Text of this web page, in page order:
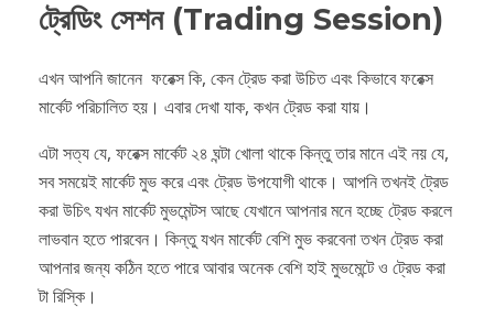
ট্রেডিং সেশন (Trading Session)
এখন আপনি জানেন ফরেক্স কি, কেন ট্রেড করা উচিত এবং কিভাবে ফরেক্স
মার্কেট পরিচালিত হয়। এবার দেখা যাক, কখন ট্রেড করা যায়।
এটা সত্য যে, ফরেক্স মার্কেট ২৪ ঘন্টা খোলা থাকে কিন্তু তার মানে এই নয় যে,
সব সময়েই মার্কেট মুভ করে এবং ট্রেড উপযোগী থাকে। আপনি তখনই ট্রেড
করা উচিৎ যখন মার্কেট মুভমেন্টস আছে যেখানে আপনার মনে হচ্ছে ট্রেড করলে
লাভবান হতে পারবেন। কিন্তু যখন মার্কেট বেশি মুভ করবেনা তখন ট্রেড করা
আপনার জন্য কঠিন হতে পারে আবার অনেক বেশি হাই মুভমেন্টে ও ট্রেড করা
টা রিস্কি।